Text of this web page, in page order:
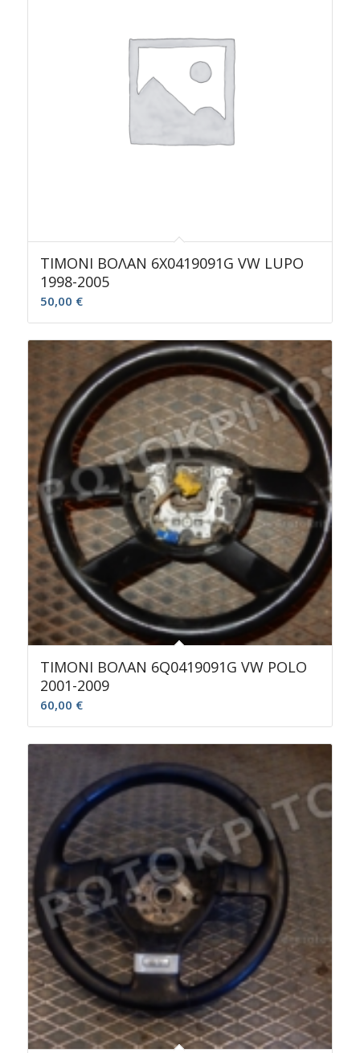
ΤΙΜΟΝΙ ΒΟΛΑΝ 6X0419091G VW LUPO
1998-2005
50,00 €
ΤΙΜΟΝΙ ΒΟΛΑΝ 6Q0419091G VW POLO
2001-2009
60,00 €